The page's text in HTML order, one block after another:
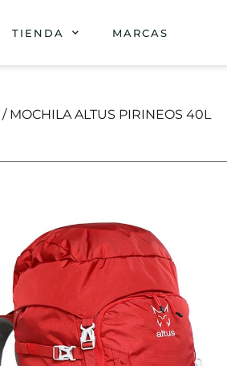
TIENDA MARCAS
/ MOCHILA ALTUS PIRINEOS 40L